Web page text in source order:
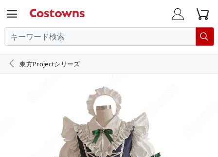
  

 東方Projectシリーズ